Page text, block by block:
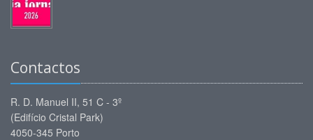
Contactos
R. D. Manuel II, 51 C - 3º
(Edifício Cristal Park)
4050-345 Porto